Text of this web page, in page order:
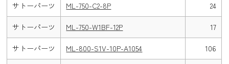
サトーパーツ ML-750-C2-8P 24
サトーパーツ ML-750-W1BF-12P 17
サトーパーツ ML-800-S1V-10P-A1054 106